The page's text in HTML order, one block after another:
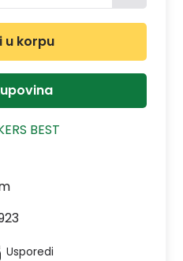
u korpu
BEST
Usporedi